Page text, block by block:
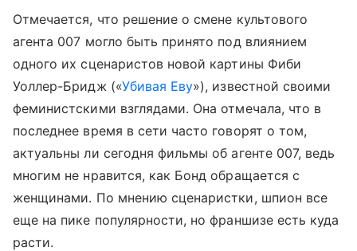
Отмечается, что решение о смене культового
агента 007 могло быть принято под влиянием
одного их сценаристов новой картины Фиби
Уоллер-Бридж («Убивая Еву»), известной своими
феминистскими взглядами. Она отмечала, что в
последнее время в сети часто говорят о том,
актуальны ли сегодня фильмы об агенте 007, ведь
многим не нравится, как Бонд обращается с
женщинами. По мнению сценаристки, шпион все
еще на пике популярности, но франшизе есть куда
расти.